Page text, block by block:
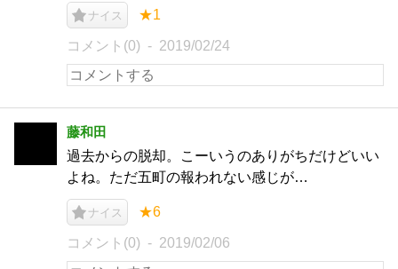
ナイス ★1
コメント(0) 2019/02/24
藤和田
過去からの脱却。こーいうのありがちだけどいい
よね。ただ五町の報われない感じが…
ナイス ★6
コメント(0) 2019/02/06